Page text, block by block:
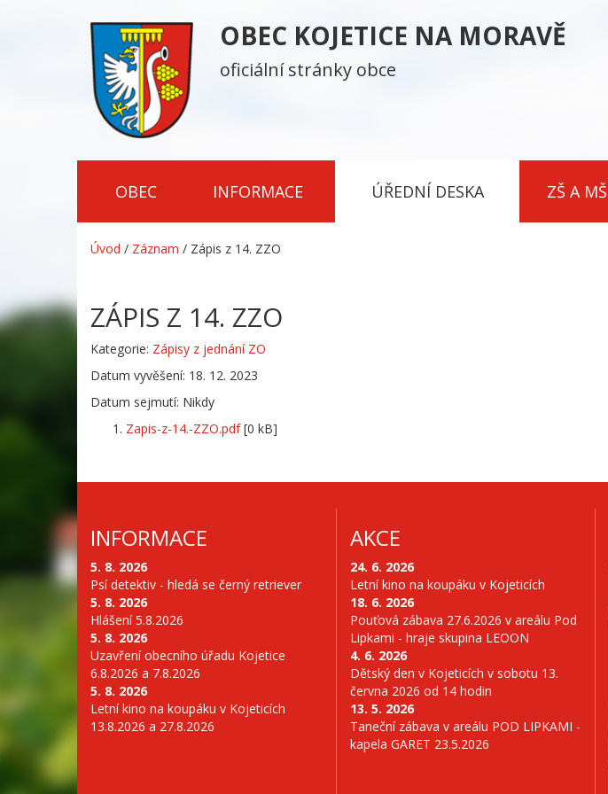
OBEC KOJETICE NA MORAVĚ
oficiální stránky obce
OBEC INFORMACE ÚŘEDNÍ DESKA ZŠ A MŠ
Úvod / Záznam / Zápis z 14. ZZO
ZÁPIS Z 14. ZZO
Kategorie: Zápisy z jednání ZO
Datum vyvěšení: 18. 12. 2023
Datum sejmutí: Nikdy
Zapis-z-14.-ZZO.pdf[0 kB]
INFORMACE
5. 8. 2026
Psí detektiv - hledá se černý retriever
5. 8. 2026
Hlášení 5.8.2026
5. 8. 2026
Uzavření obecního úřadu Kojetice
6.8.2026 a 7.8.2026
5. 8. 2026
Letní kino na koupáku v Kojeticích
13.8.2026 a 27.8.2026
AKCE
24. 6. 2026
Letní kino na koupáku v Kojeticích
18. 6. 2026
Pouťová zábava 27.6.2026 v areálu Pod
Lipkami - hraje skupina LEOON
4. 6. 2026
Dětský den v Kojeticích v sobotu 13.
června 2026 od 14 hodin
13. 5. 2026
Taneční zábava v areálu POD LIPKAMI -
kapela GARET 23.5.2026